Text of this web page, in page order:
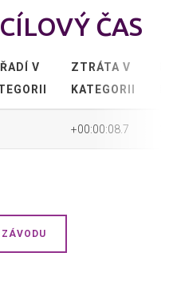
ČAS
V
ZTRÁTA V
KATEGORII
+00:00:08.7